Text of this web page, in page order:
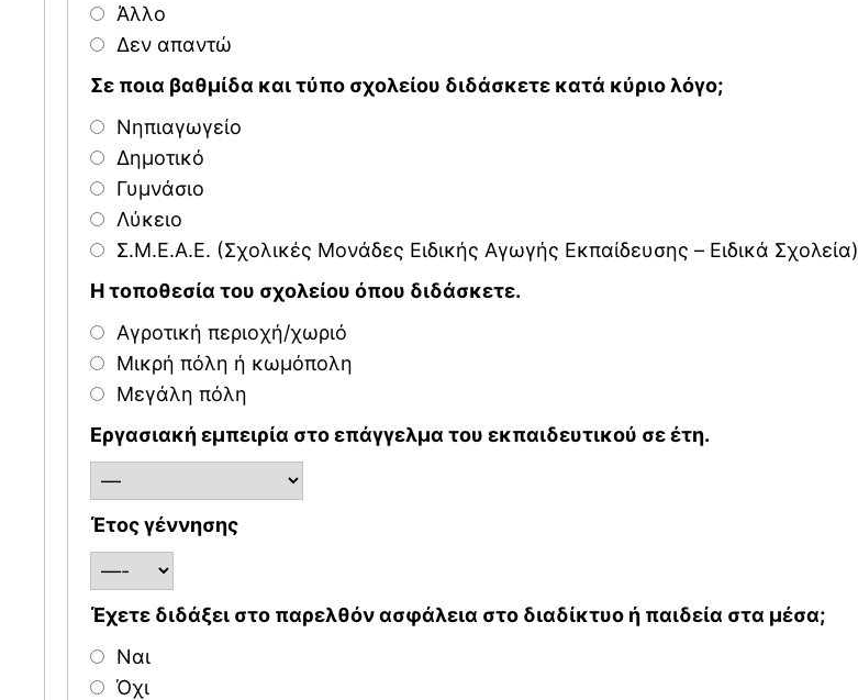
Άλλο
Δεν απαντώ
Σε ποια βαθμίδα και τύπο σχολείου διδάσκετε κατά κύριο λόγο;
Νηπιαγωγείο
Δημοτικό
Γυμνάσιο
Λύκειο
Σ.Μ.Ε.Α.E. (Σχολικές Μονάδες Ειδικής Αγωγής Εκπαίδευσης – Ειδικά Σχολεία)
Η τοποθεσία του σχολείου όπου διδάσκετε.
Αγροτική περιοχή/χωριό
Μικρή πόλη ή κωμόπολη
Μεγάλη πόλη
Εργασιακή εμπειρία στο επάγγελμα του εκπαιδευτικού σε έτη.
Έτος γέννησης
Έχετε διδάξει στο παρελθόν ασφάλεια στο διαδίκτυο ή παιδεία στα μέσα;
Ναι
Όχι